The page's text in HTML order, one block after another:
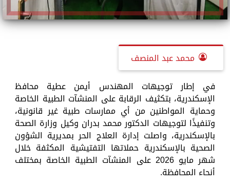
محمد عبد المنصف
في إطار توجيهات المهندس أيمن عطية محافظ
الإسكندرية، بتكثيف الرقابة على المنشآت الطبية الخاصة
وحماية المواطنين من أي ممارسات طبية غير قانونية،
وتنفيذًا لتوجيهات الدكتور محمد بدران وكيل وزارة الصحة
بالإسكندرية، واصلت إدارة العلاج الحر بمديرية الشؤون
الصحية بالإسكندرية حملاتها التفتيشية المكثفة خلال
شهر مايو 2026 على المنشآت الطبية الخاصة بمختلف
أنحاء المحافظة.